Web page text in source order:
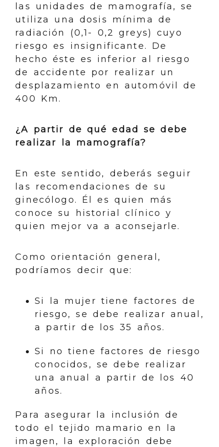
las unidades de mamografía, se
utiliza una dosis mínima de
radiación (0,1- 0,2 greys) cuyo
riesgo es insignificante. De
hecho éste es inferior al riesgo
de accidente por realizar un
desplazamiento en automóvil de
400 Km.
¿A partir de qué edad se debe
realizar la mamografía?
En este sentido, deberás seguir
las recomendaciones de su
ginecólogo. Él es quien más
conoce su historial clínico y
quien mejor va a aconsejarle.
Como orientación general,
podríamos decir que:
Si la mujer tiene factores de
riesgo, se debe realizar anual,
a partir de los 35 años.
Si no tiene factores de riesgo
conocidos, se debe realizar
una anual a partir de los 40
años.
Para asegurar la inclusión de
todo el tejido mamario en la
imagen, la exploración debe